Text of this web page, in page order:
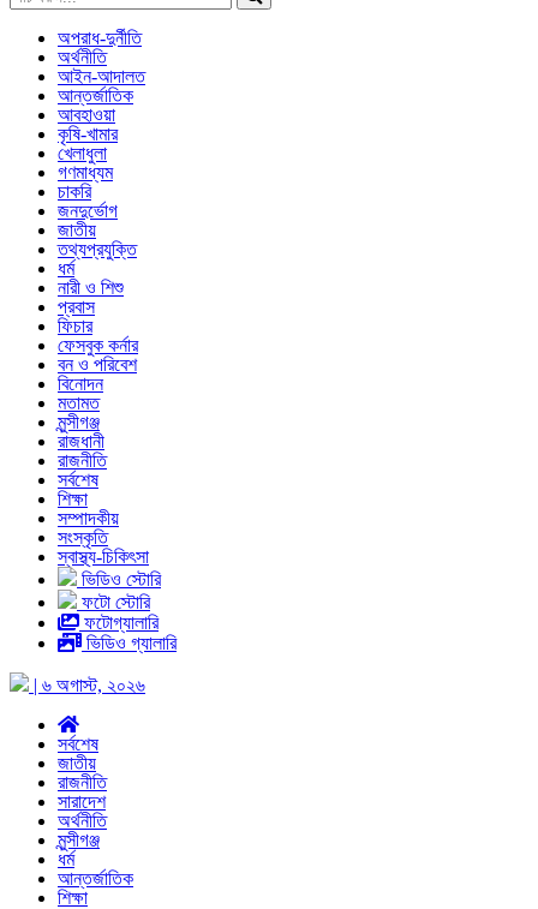
অপরাধ-দুর্নীতি
অর্থনীতি
আইন-আদালত
আন্তর্জাতিক
আবহাওয়া
কৃষি-খামার
খেলাধুলা
গণমাধ্যম
চাকরি
জনদুর্ভোগ
জাতীয়
তথ্যপ্রযুক্তি
ধর্ম
নারী ও শিশু
প্রবাস
ফিচার
ফেসবুক কর্নার
বন ও পরিবেশ
বিনোদন
মতামত
মুন্সীগঞ্জ
রাজধানী
রাজনীতি
সর্বশেষ
শিক্ষা
সম্পাদকীয়
সংস্কৃতি
স্বাস্থ্য-চিকিৎসা
ভিডিও স্টোরি
ফটো স্টোরি
ফটোগ্যালারি
ভিডিও গ্যালারি
| ৬ অগাস্ট, ২০২৬
সর্বশেষ
জাতীয়
রাজনীতি
সারাদেশ
অর্থনীতি
মুন্সীগঞ্জ
ধর্ম
আন্তর্জাতিক
শিক্ষা